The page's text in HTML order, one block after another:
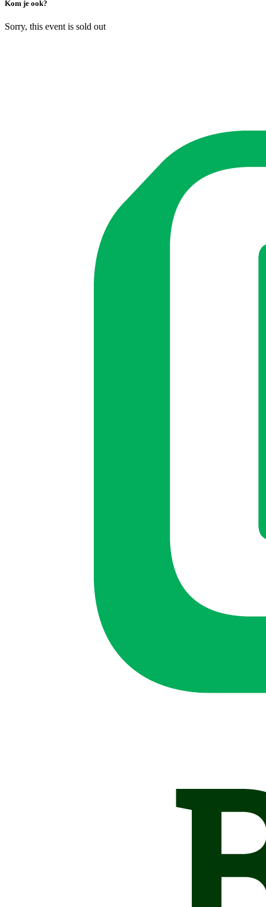
Kom je ook?
Sorry, this event is sold out